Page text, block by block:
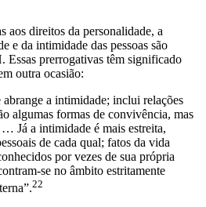
aos direitos da personalidade, a
e da intimidade das pessoas são
prerrogativas têm significado
outra ocasião:
a intimidade; inclui relações
algumas formas de convivência, mas
Já a intimidade é mais estreita,
de cada qual; fatos da vida
por vezes de sua própria
se no âmbito estritamente
22